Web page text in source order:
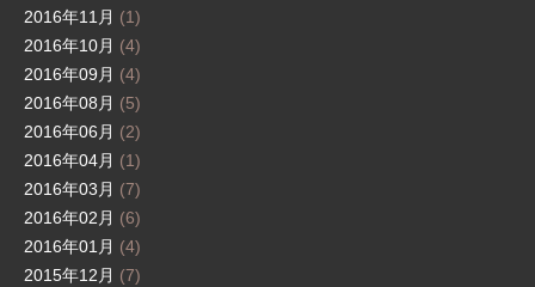
2016年11月 (1)
2016年10月 (4)
2016年09月 (4)
2016年08月 (5)
2016年06月 (2)
2016年04月 (1)
2016年03月 (7)
2016年02月 (6)
2016年01月 (4)
2015年12月 (7)